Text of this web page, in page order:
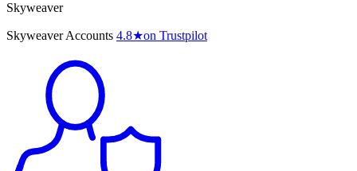
Skyweaver
Skyweaver Accounts 4.8★on Trustpilot